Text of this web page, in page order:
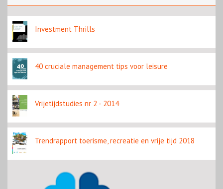
Investment Thrills
40 cruciale management tips voor leisure
Vrijetijdstudies nr 2 - 2014
Trendrapport toerisme, recreatie en vrije tijd 2018